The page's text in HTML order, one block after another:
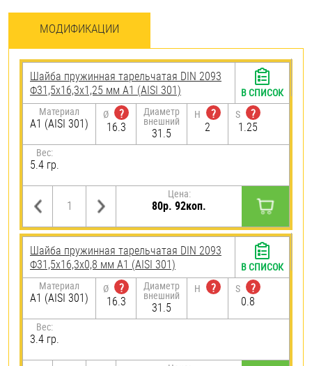
МОДИФИКАЦИИ
Шайба пружинная тарельчатая DIN 2093
Ф31,5х16,3х1,25 мм А1 (AISI 301)
Материал
А1 (AISI 301)
Ø
?
16.3
Диаметр
внешний
31.5
H
?
2
S
?
1.25
Вес:
5.4 гр.
Цена:
80р. 92коп.
В СПИСОК
Шайба пружинная тарельчатая DIN 2093
Ф31,5х16,3х0,8 мм А1 (AISI 301)
Материал
А1 (AISI 301)
Ø
?
16.3
Диаметр
внешний
31.5
H ? S
?
0.8
Вес:
3.4 гр.
В СПИСОК